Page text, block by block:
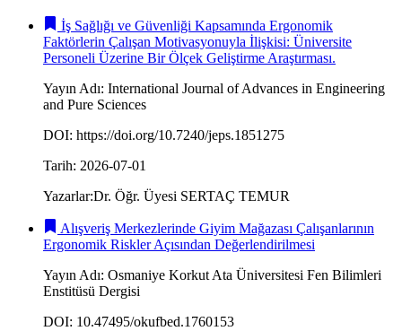
İş Sağlığı ve Güvenliği Kapsamında Ergonomik
Faktörlerin Çalışan Motivasyonuyla İlişkisi: Üniversite
Personeli Üzerine Bir Ölçek Geliştirme Araştırması.
Yayın Adı: International Journal of Advances in Engineering
and Pure Sciences
DOI: https://doi.org/10.7240/jeps.1851275
Tarih: 2026-07-01
Yazarlar:Dr. Öğr. Üyesi SERTAÇ TEMUR
Alışveriş Merkezlerinde Giyim Mağazası Çalışanlarının
Ergonomik Riskler Açısından Değerlendirilmesi
Yayın Adı: Osmaniye Korkut Ata Üniversitesi Fen Bilimleri
Enstitüsü Dergisi
DOI: 10.47495/okufbed.1760153